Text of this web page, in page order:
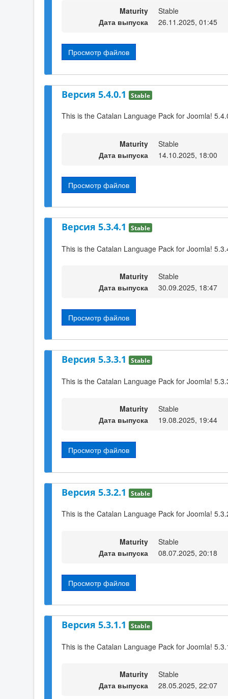
Maturity
Stable
Дата выпуска
26.11.2025, 01:45
Просмотр файлов
Версия 5.4.0.1 Stable
This is the Catalan Language Pack for Joomla!
Maturity
Stable
Дата выпуска
14.10.2025, 18:00
Просмотр файлов
Версия 5.3.4.1 Stable
This is the Catalan Language Pack for Joomla!
Maturity
Stable
Дата выпуска
30.09.2025, 18:47
Просмотр файлов
Версия 5.3.3.1 Stable
This is the Catalan Language Pack for Joomla!
Maturity
Stable
Дата выпуска
19.08.2025, 19:44
Просмотр файлов
Версия 5.3.2.1 Stable
This is the Catalan Language Pack for Joomla!
Maturity
Stable
Дата выпуска
08.07.2025, 20:18
Просмотр файлов
Версия 5.3.1.1 Stable
This is the Catalan Language Pack for Joomla!
Maturity
Stable
Дата выпуска
28.05.2025, 22:07